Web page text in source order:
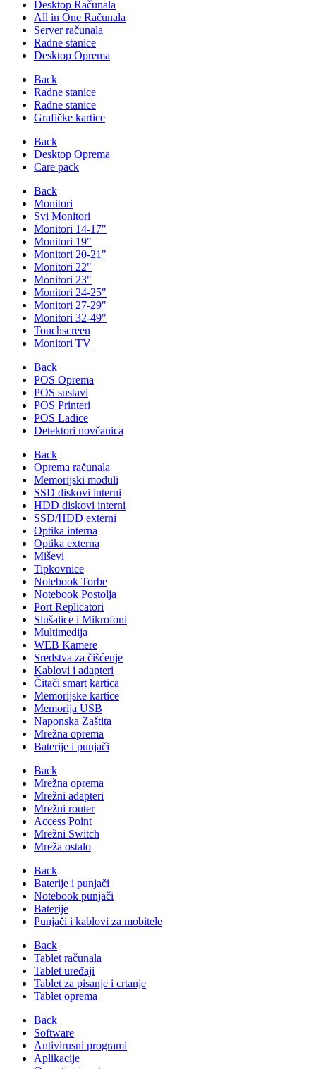
Desktop Računala
All in One Računala
Server računala
Radne stanice
Desktop Oprema
Back
Radne stanice
Radne stanice
Grafičke kartice
Back
Desktop Oprema
Care pack
Back
Monitori
Svi Monitori
Monitori 14-17"
Monitori 19"
Monitori 20-21"
Monitori 22"
Monitori 23"
Monitori 24-25"
Monitori 27-29"
Monitori 32-49"
Touchscreen
Monitori TV
Back
POS Oprema
POS sustavi
POS Printeri
POS Ladice
Detektori novčanica
Back
Oprema računala
Memorijski moduli
SSD diskovi interni
HDD diskovi interni
SSD/HDD externi
Optika interna
Optika externa
Miševi
Tipkovnice
Notebook Torbe
Notebook Postolja
Port Replicatori
Slušalice i Mikrofoni
Multimedija
WEB Kamere
Sredstva za čišćenje
Kablovi i adapteri
Čitači smart kartica
Memorijske kartice
Memorija USB
Naponska Zaštita
Mrežna oprema
Baterije i punjači
Back
Mrežna oprema
Mrežni adapteri
Mrežni router
Access Point
Mrežni Switch
Mreža ostalo
Back
Baterije i punjači
Notebook punjači
Baterije
Punjači i kablovi za mobitele
Back
Tablet računala
Tablet uređaji
Tablet za pisanje i crtanje
Tablet oprema
Back
Software
Antivirusni programi
Aplikacije